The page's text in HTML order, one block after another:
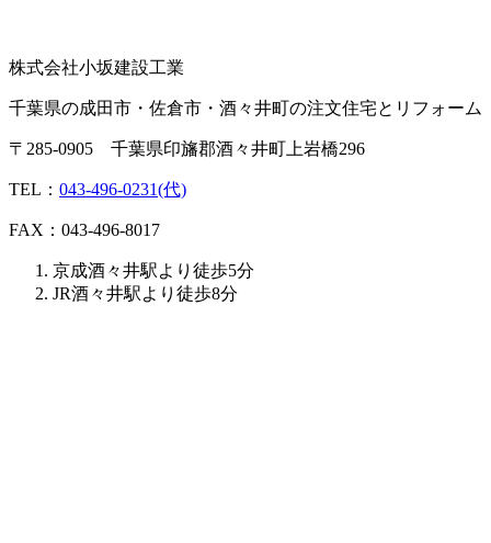
株式会社小坂建設工業
千葉県の成田市・佐倉市・酒々井町の注文住宅とリフォーム
〒285-0905 千葉県印旛郡酒々井町上岩橋296
TEL： 043-496-0231(代)
FAX：043-496-8017
京成酒々井駅より徒歩5分
JR酒々井駅より徒歩8分